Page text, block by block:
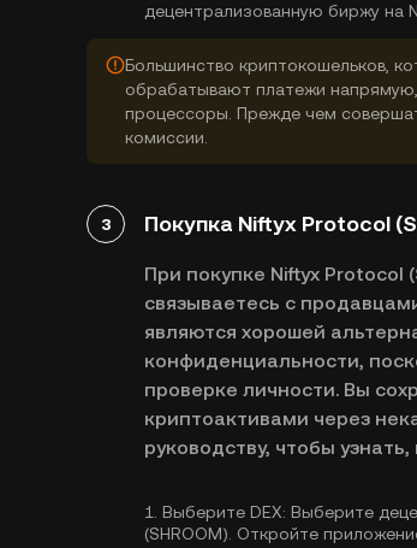
децентрализованную биржу на
Большинство криптокошельков,
обрабатывают платежи
процессоры. Прежде чем
комиссии.
3 Покупка Niftyx Protocol
При покупке Niftyx Protocol
связываетесь с
являются хорошей
конфиденциальности,
проверке личности. Вы
криптоактивами через
руководству, чтобы
1. Выберите DEX: Выберите
(SHROOM). Откройте